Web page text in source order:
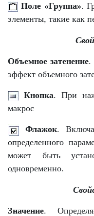
Поле «Группа».
элементы, такие как
Объемное затенение.
эффект объемного
Кнопка. При
макрос
Флажок.
определенного
может быть
одновременно.
Значение.